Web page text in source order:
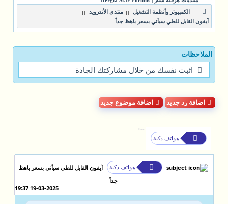
الكمبيوتر وأنظمة التشغيل
منتدى الأندرويد
آيفون القابل للطي سيأتي بسعر باهظ جداً
الملاحظات
اثبت نفسك من خلال مشاركتك الجادة
اضافة رد جديد اضافة موضوع جديد
هواتف ذكية
-->
هواتف ذكية آيفون القابل للطي سيأتي بسعر باهظ
جداً
19-03-2025 19:37